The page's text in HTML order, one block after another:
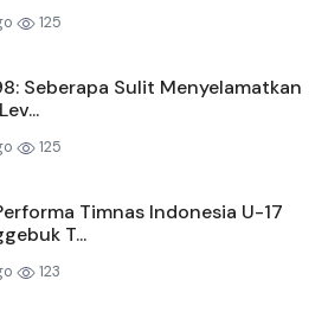
125
Seberapa Sulit Menyelamatkan
125
Timnas Indonesia U-17
T...
123